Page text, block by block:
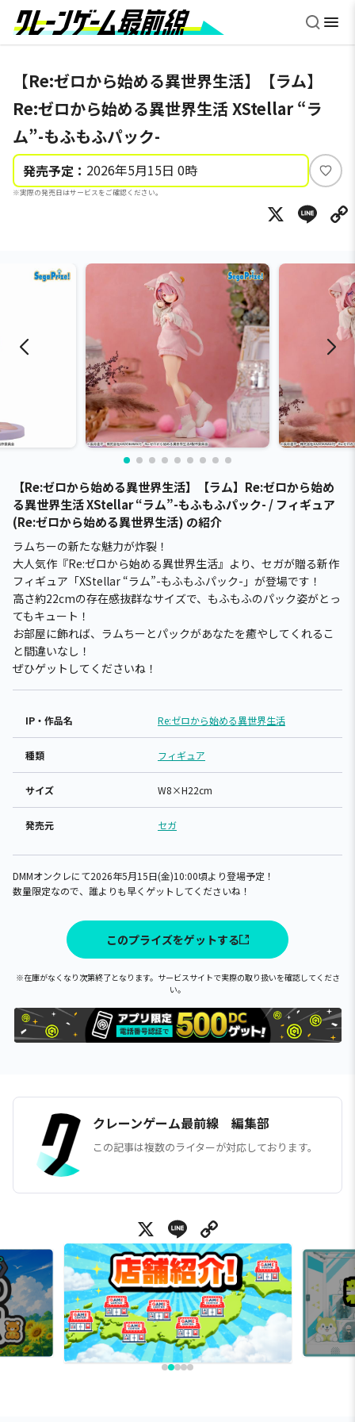
【Re:ゼロから始める異世界生活】【ラム】
Re:ゼロから始める異世界生活 XStellar “ラ
ム”-もふもふパック-
発売予定： 2026年5月15日 0時
※実際の発売日はサービスをご確認ください。
い
ね
X
【Re:ゼロから始める異世界生活】【ラム】Re:ゼロから始め
る異世界生活 XStellar “ラム”-もふもふパック- / フィギュア
(Re:ゼロから始める異世界生活) の紹介
ラムちーの新たな魅力が炸裂！
大人気作『Re:ゼロから始める異世界生活』より、セガが贈る新作
フィギュア「XStellar “ラム”-もふもふパック-」が登場です！
高さ約22cmの存在感抜群なサイズで、もふもふのパック姿がとっ
てもキュート！
お部屋に飾れば、ラムちーとパックがあなたを癒やしてくれるこ
と間違いなし！
ぜひゲットしてくださいね！
IP・作品名 Re:ゼロから始める異世界生活
種類 フィギュア
サイズ W8×H22cm
発売元 セガ
DMMオンクレにて2026年5月15日(金)10:00頃より登場予定！
数量限定なので、誰よりも早くゲットしてくださいね！
このプライズをゲットする
※在庫がなくなり次第終了となります。サービスサイトで実際の取り扱いを確認してくださ
い。
クレーンゲーム最前線 編集部
この記事は複数のライターが対応しております。
X Line